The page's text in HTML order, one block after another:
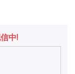
中!